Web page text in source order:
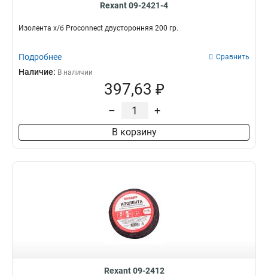
Rexant 09-2421-4
Изолента х/б Proconnect двусторонняя 200 гр.
Подробнее Сравнить
Наличие: В наличии
397,63 ₽
– +
В корзину
Rexant 09-2412